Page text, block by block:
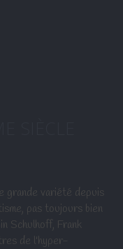
variété depuis
pas toujours bien
Schulhoff, Frank
de l'hyper-